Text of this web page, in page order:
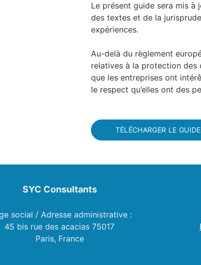
Le présent guide sera mis à
des textes et de la
expériences.
Au-delà du règlement
relatives à la protection des
que les entreprises ont
le respect qu’elles ont des
TÉLÉCHARGER LE GUIDE
SYC Consultants
social / Adresse administrative :
45 bis rue des acacias 75017
Paris, France